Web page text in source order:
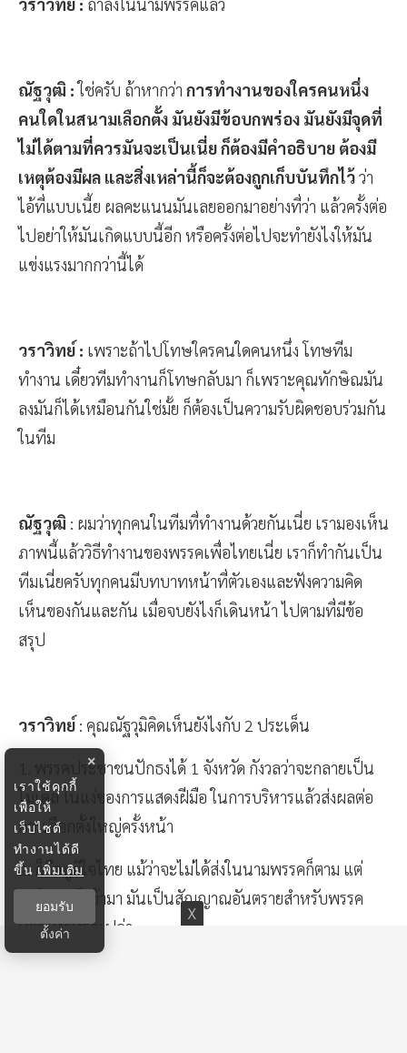
วราวิทย์ : ถ้าลงในนามพรรคแล้ว
ณัฐวุฒิ :ใช่ครับ ถ้าหากว่า การทำงานของใครคนหนึ่ง
คนใดในสนามเลือกตั้ง มันยังมีข้อบกพร่อง มันยังมีจุดที่
ไม่ได้ตามที่ควรมันจะเป็นเนี่ย ก็ต้องมีคำอธิบาย ต้องมี
เหตุต้องมีผล และสิ่งเหล่านี้ก็จะต้องถูกเก็บบันทึกไว้ว่า
ไอ้ที่แบบเนี้ย ผลคะแนนมันเลยออกมาอย่างที่ว่า แล้วครั้งต่อ
ไปอย่าให้มันเกิดแบบนี้อีก หรือครั้งต่อไปจะทำยังไงให้มัน
แข่งแรงมากกว่านี้ได้
วราวิทย์ : เพราะถ้าไปโทษใครคนใดคนหนึ่ง โทษทีม
ทำงาน เดี๋ยวทีมทำงานก็โทษกลับมา ก็เพราะคุณทักษิณมัน
ลงมันก็ได้เหมือนกันใช่มั้ย ก็ต้องเป็นความรับผิดชอบร่วมกัน
ในทีม
ณัฐวุฒิ : ผมว่าทุกคนในทีมที่ทำงานด้วยกันเนี่ย เรามองเห็น
ภาพนี้แล้ววิธีทำงานของพรรคเพื่อไทยเนี่ย เราก็ทำกันเป็น
ทีมเนี่ยครับทุกคนมีบทบาทหน้าที่ตัวเองและฟังความคิด
เห็นของกันและกัน เมื่อจบยังไงก็เดินหน้า ไปตามที่มีข้อ
สรุป
วราวิทย์ : คุณณัฐวุมิคิดเห็นยังไงกับ 2 ประเด็น
1. พรรคประชาชนปักธงได้ 1 จังหวัด กังวลว่าจะกลายเป็น
โมเดล ในแง่ของการแสดงฝีมือ ในการบริหารแล้วส่งผลต่อ
การเลือกตั้งใหญ่ครั้งหน้า
2. ก็คือภูมิใจไทย แม้ว่าจะไม่ได้ส่งในนามพรรคก็ตาม แต่
เครือข่ายก็เข้ามา มันเป็นสัญญาณอันตรายสำหรับพรรค
เพื่อไทยหรือเปล่า
×
เราใช้คุกกี้
เพื่อให้
เว็บไซต์
ทำงานได้ดี
ขึ้น เพิ่มเติม
ยอมรับ
ตั้งค่า